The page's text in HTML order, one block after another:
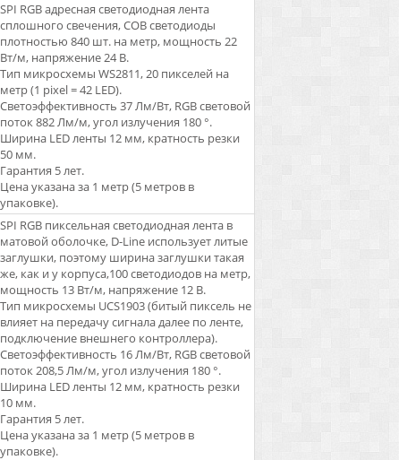
SPI RGB адресная светодиодная лента
сплошного свечения, COB светодиоды
плотностью 840 шт. на метр, мощность 22
Вт/м, напряжение 24 В.
Тип микросхемы WS2811, 20 пикселей на
метр (1 pixel = 42 LED).
Светоэффективность 37 Лм/Вт, RGB световой
поток 882 Лм/м, угол излучения 180 °.
Ширина LED ленты 12 мм, кратность резки
50 мм.
Гарантия 5 лет.
Цена указана за 1 метр (5 метров в
упаковке).
SPI RGB пиксельная светодиодная лента в
матовой оболочке, D-Line использует литые
заглушки, поэтому ширина заглушки такая
же, как и у корпуса,100 светодиодов на метр,
мощность 13 Вт/м, напряжение 12 В.
Тип микросхемы UCS1903 (битый пиксель не
влияет на передачу сигнала далее по ленте,
подключение внешнего контроллера).
Светоэффективность 16 Лм/Вт, RGB световой
поток 208,5 Лм/м, угол излучения 180 °.
Ширина LED ленты 12 мм, кратность резки
10 мм.
Гарантия 5 лет.
Цена указана за 1 метр (5 метров в
упаковке).